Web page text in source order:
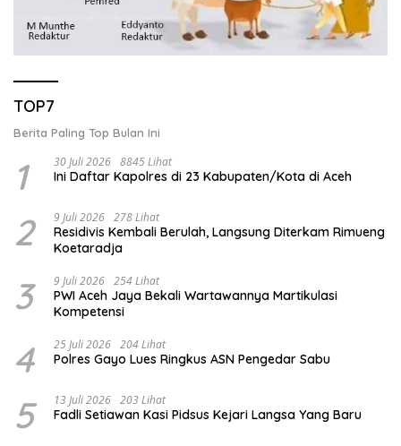
TOP7
Berita Paling Top Bulan Ini
1 30 Juli 2026 8845 Lihat
Ini Daftar Kapolres di 23 Kabupaten/Kota di Aceh
2 9 Juli 2026 278 Lihat
Residivis Kembali Berulah, Langsung Diterkam Rimueng
Koetaradja
3 9 Juli 2026 254 Lihat
PWI Aceh Jaya Bekali Wartawannya Martikulasi
Kompetensi
4 25 Juli 2026 204 Lihat
Polres Gayo Lues Ringkus ASN Pengedar Sabu
5 13 Juli 2026 203 Lihat
Fadli Setiawan Kasi Pidsus Kejari Langsa Yang Baru